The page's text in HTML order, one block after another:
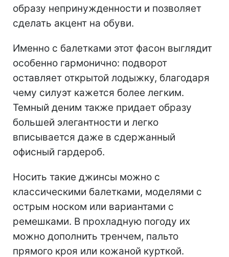
образу непринужденности и позволяет
сделать акцент на обуви.
Именно с балетками этот фасон выглядит
особенно гармонично: подворот
оставляет открытой лодыжку, благодаря
чему силуэт кажется более легким.
Темный деним также придает образу
большей элегантности и легко
вписывается даже в сдержанный
офисный гардероб.
Носить такие джинсы можно с
классическими балетками, моделями с
острым носком или вариантами с
ремешками. В прохладную погоду их
можно дополнить тренчем, пальто
прямого кроя или кожаной курткой.